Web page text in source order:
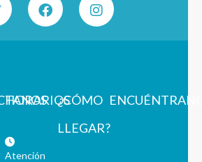
HORARIOS
Atención
¿CÓMO
LLEGAR?